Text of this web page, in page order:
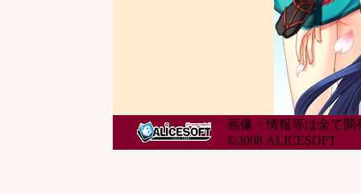
画像・情報等は全て
©2008 ALICESOFT